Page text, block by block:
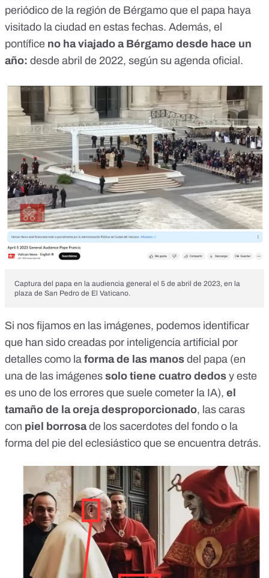
periódico de la región de Bérgamo que el papa haya
visitado la ciudad en estas fechas. Además, el
pontífice no ha viajado a Bérgamo desde hace un
año: desde abril de 2022, según su agenda oficial.
Captura del papa en la audiencia general el 5 de abril de 2023, en la
plaza de San Pedro de El Vaticano.
Si nos fijamos en las imágenes, podemos identificar
que han sido creadas por inteligencia artificial por
detalles como la forma de las manos del papa (en
una de las imágenes solo tiene cuatro dedos y este
es uno de los errores que suele cometer la IA), el
tamaño de la oreja desproporcionado, las caras
con piel borrosade los sacerdotes del fondo o la
forma del pie del eclesiástico que se encuentra detrás.